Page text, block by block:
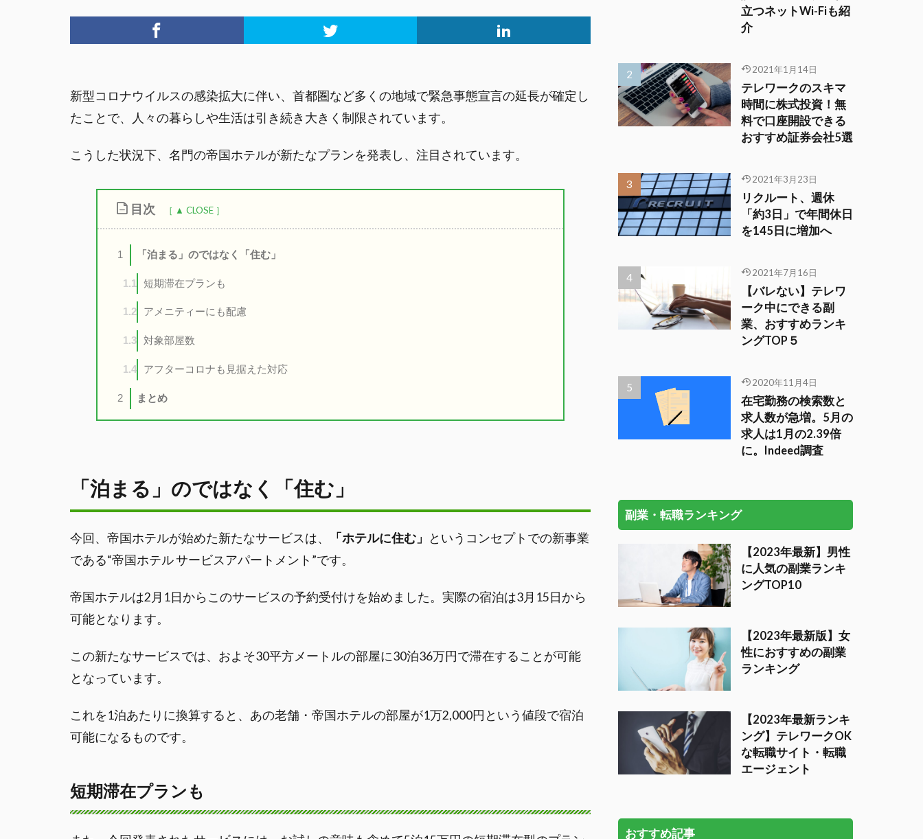
新型コロナウイルスの感染拡大に伴い、首都圏など多くの地域で緊急事態宣言の延長が確定し
たことで、人々の暮らしや生活は引き続き大きく制限されています。
こうした状況下、名門の帝国ホテルが新たなプランを発表し、注目されています。
目次
1 「泊まる」のではなく「住む」
1.1 短期滞在プランも
1.2 アメニティーにも配慮
1.3 対象部屋数
1.4 アフターコロナも見据えた対応
2 まとめ
「泊まる」のではなく「住む」
今回、帝国ホテルが始めた新たなサービスは、 「ホテルに住む」
というコンセプトでの新事業
である“帝国ホテル サービスアパートメント”です。
帝国ホテルは2月1日からこのサービスの予約受付けを始めました。実際の宿泊は3月15日から
可能となります。
この新たなサービスでは、およそ30平方メートルの部屋に30泊36万円で滞在することが可能
となっています。
これを1泊あたりに換算すると、あの老舗・帝国ホテルの部屋が1万2,000円という値段で宿泊
可能になるものです。
短期滞在プランも
立つネットWi-Fiも紹
介
2021年1月14日
テレワークのスキマ
時間に株式投資！無
料で口座開設できる
おすすめ証券会社5選
2021年3月23日
リクルート、週休
「約3日」で年間休日
を145日に増加へ
2021年7月16日
【バレない】テレワ
ーク中にできる副
業、おすすめランキ
ングTOP５
2020年11月4日
在宅勤務の検索数と
求人数が急増。5月の
求人は1月の2.39倍
に。Indeed調査
副業・転職ランキング
【2023年最新】男性
に人気の副業ランキ
ングTOP10
【2023年最新版】女
性におすすめの副業
ランキング
【2023年最新ランキ
ング】テレワークOK
な転職サイト・転職
エージェント
おすすめ記事